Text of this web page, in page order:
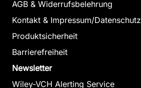
AGB & Widerrufsbelehrung
Kontakt & Impressum/Datenschutz
Produktsicherheit
Barrierefreiheit
Newsletter
Wiley-VCH Alerting Service